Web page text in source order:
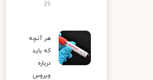
29
هر آنچه
که باید
درباره
ویروس